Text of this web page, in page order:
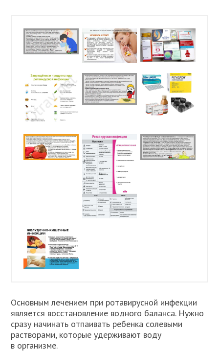
Основным лечением при ротавирусной инфекции
является восстановление водного баланса. Нужно
сразу начинать отпаивать ребенка солевыми
растворами, которые удерживают воду
в организме.